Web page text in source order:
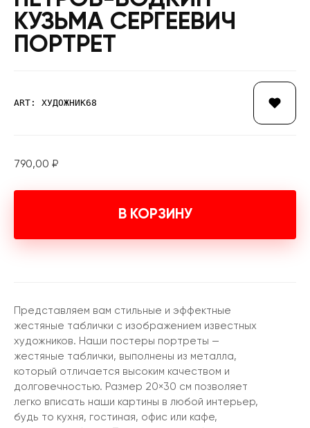
КУЗЬМА СЕРГЕЕВИЧ
ПОРТРЕТ
ART: ХУДОЖНИК68
790,00 ₽
В КОРЗИНУ
Представляем вам стильные и эффектные
жестяные таблички с изображением известных
художников. Наши постеры портреты —
жестяные таблички, выполнены из металла,
который отличается высоким качеством и
долговечностью. Размер 20×30 см позволяет
легко вписать наши картины в любой интерьер,
будь то кухня, гостиная, офис или кафе,